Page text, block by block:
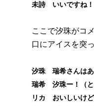
未詩 いいですね！
ここで汐珠がコ
口にアイスを突
汐珠 瑞希さんは
瑞希 汐珠ー！（と
リカ おいしいけ